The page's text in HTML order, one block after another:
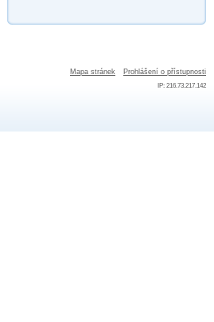
Mapa stránek Prohlášení o přístupnosti
IP: 216.73.217.142